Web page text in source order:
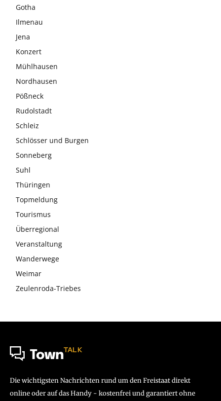
Gotha
Ilmenau
Jena
Konzert
Mühlhausen
Nordhausen
Pößneck
Rudolstadt
Schleiz
Schlösser und Burgen
Sonneberg
Suhl
Thüringen
Topmeldung
Tourismus
Überregional
Veranstaltung
Wanderwege
Weimar
Zeulenroda-Triebes
TownTALK
Die wichtigsten Nachrichten rund um den Freistaat direkt
online oder auf das Handy - kostenfrei und garantiert ohne